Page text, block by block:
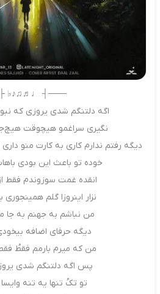
♩♬♫♪♭ ├───
اگه دلتنگم شدی یروزی که
نگیری سراغمو هیچوقت
دیگه رفتم ندارم کاری به کارت منو
خوده تو باعث این بودی
انقده غمت سوزوندم فقط
نزار اینروزا گلم
من نباشم به جهنم به جا
دیگه حرفای اضافه
من که میرم بارمم فقطُ
پس اگه دلتنگم شدی
تو تکُ تنها یه تنه